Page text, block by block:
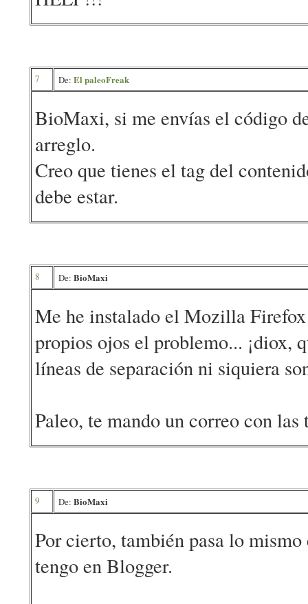
7 De: El paleoFreak
BioMaxi, si me envías el código
arreglo.
Creo que tienes el tag del
debe estar.
8 De: BioMaxi
Me he instalado el Mozilla
propios ojos el problemo... ¡diox,
líneas de separación ni siquiera
Paleo, te mando un correo con
9 De: BioMaxi
Por cierto, también pasa lo
tengo en Blogger.